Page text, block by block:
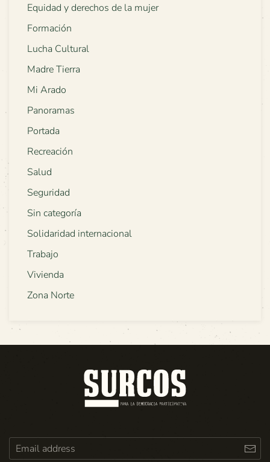
Equidad y derechos de la mujer
Formación
Lucha Cultural
Madre Tierra
Mi Arado
Panoramas
Portada
Recreación
Salud
Seguridad
Sin categoría
Solidaridad internacional
Trabajo
Vivienda
Zona Norte